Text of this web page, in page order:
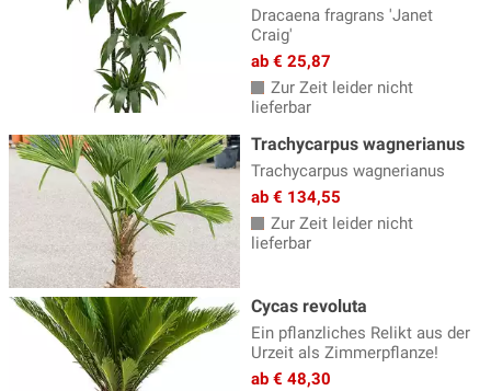
Dracaena fragrans 'Janet
Craig'
ab € 25,87
Zur Zeit leider nicht
lieferbar
Trachycarpus wagnerianus
Trachycarpus wagnerianus
ab € 134,55
Zur Zeit leider nicht
lieferbar
Cycas revoluta
Ein pflanzliches Relikt aus der
Urzeit als Zimmerpflanze!
ab € 48,30